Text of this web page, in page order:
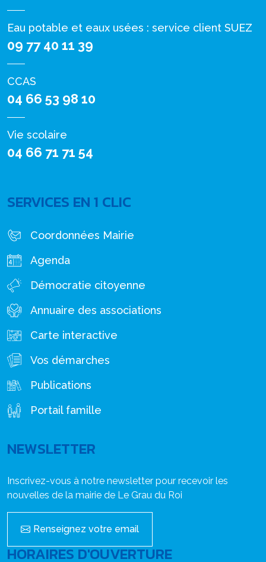
Eau potable et eaux usées : service client SUEZ
09 77 40 11 39
CCAS
04 66 53 98 10
Vie scolaire
04 66 71 71 54
SERVICES EN 1 CLIC
Coordonnées Mairie
Agenda
Démocratie citoyenne
Annuaire des associations
Carte interactive
Vos démarches
Publications
Portail famille
NEWSLETTER
Inscrivez-vous à notre newsletter pour recevoir les
nouvelles de la mairie de Le Grau du Roi
Renseignez votre email
HORAIRES D'OUVERTURE